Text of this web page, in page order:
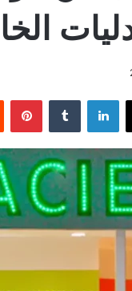
X لينكدإن